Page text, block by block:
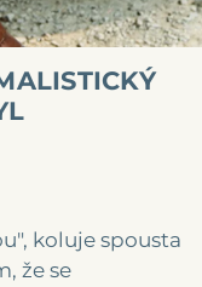
koluje spousta
že se